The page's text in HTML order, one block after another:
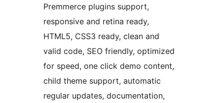
Premmerce plugins support,
responsive and retina ready,
HTML5, CSS3 ready, clean and
valid code, SEO friendly, optimized
for speed, one click demo content,
child theme support, automatic
regular updates, documentation,